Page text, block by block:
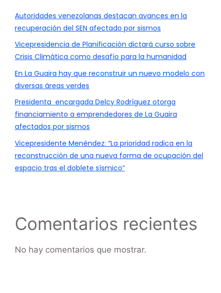
Autoridades venezolanas destacan avances en la
recuperación del SEN afectado por sismos
Vicepresidencia de Planificación dictará curso sobre
Crisis Climática como desafío para la humanidad
En La Guaira hay que reconstruir un nuevo modelo con
diversas áreas verdes
Presidenta encargada Delcy Rodríguez otorga
financiamiento a emprendedores de La Guaira
afectados por sismos
Vicepresidente Menéndez: “La prioridad radica en la
reconstrucción de una nueva forma de ocupación del
espacio tras el doblete sísmico”
Comentarios recientes
No hay comentarios que mostrar.